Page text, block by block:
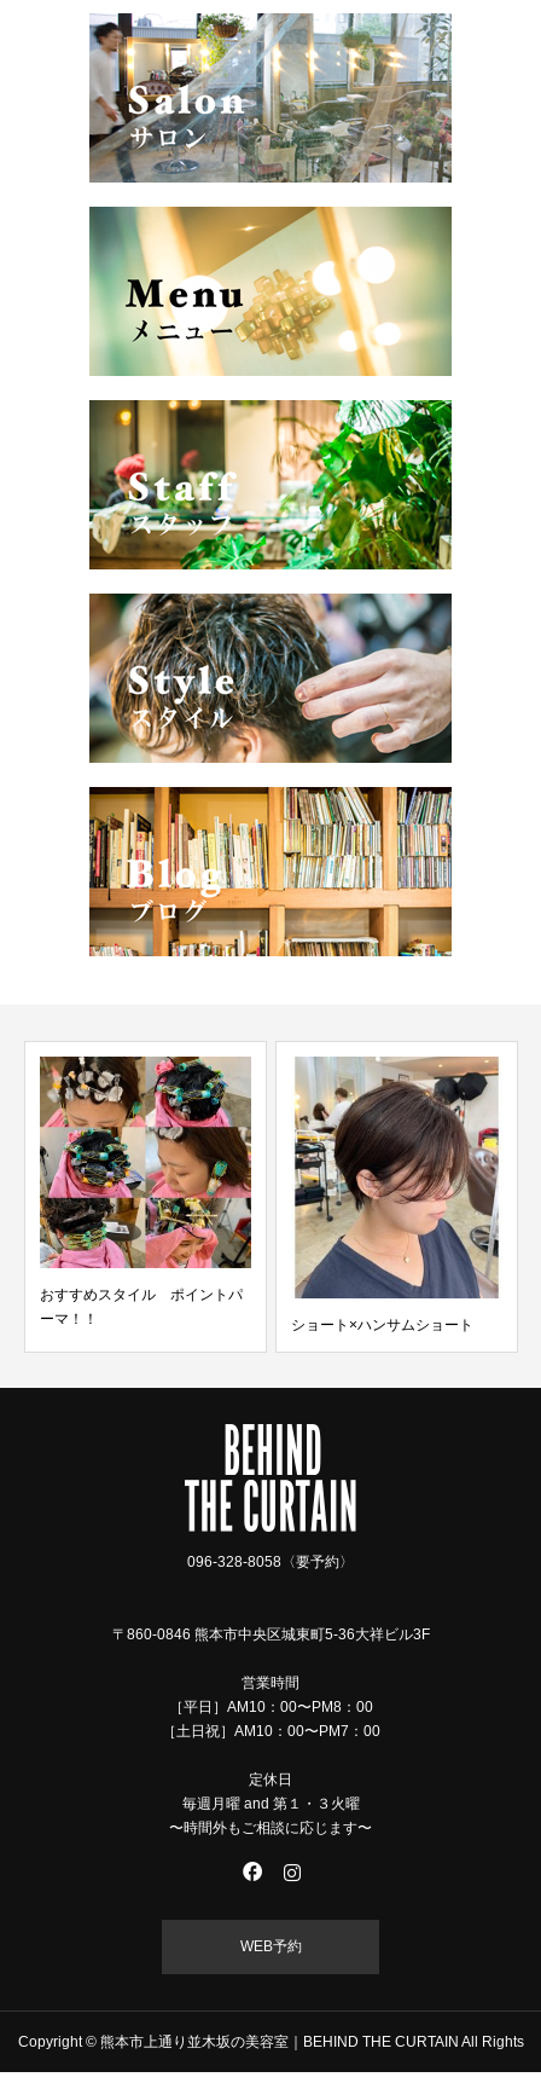
おすすめスタイル ポイントパ
ーマ！！
ショート×ハンサムショート
096-328-8058〈要予約〉
〒860-0846 熊本市中央区城東町5-36大祥ビル3F
営業時間
［平日］AM10：00〜PM8：00
［土日祝］AM10：00〜PM7：00
定休日
毎週月曜 and 第１・３火曜
〜時間外もご相談に応じます〜
WEB予約
Copyright © 熊本市上通り並木坂の美容室｜BEHIND THE CURTAIN All Rights